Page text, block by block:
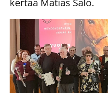
kertaa Matias Salo.